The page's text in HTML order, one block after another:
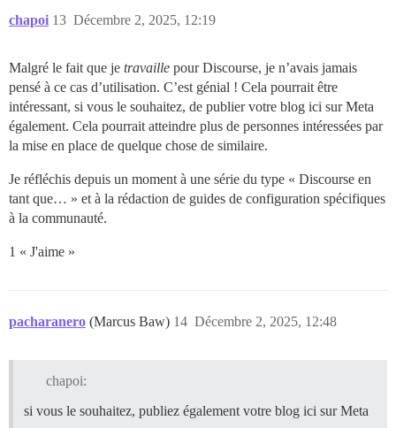
chapoi Décembre 2, 2025, 12:19
13
Malgré le fait que je travaille pour Discourse, je n’avais jamais
pensé à ce cas d’utilisation. C’est génial ! Cela pourrait être
intéressant, si vous le souhaitez, de publier votre blog ici sur Meta
également. Cela pourrait atteindre plus de personnes intéressées par
la mise en place de quelque chose de similaire.
Je réfléchis depuis un moment à une série du type « Discourse en
tant que… » et à la rédaction de guides de configuration spécifiques
à la communauté.
1 « J'aime »
pacharanero (Marcus Baw) Décembre 2, 2025, 12:48
14
chapoi:
si vous le souhaitez, publiez également votre blog ici sur Meta